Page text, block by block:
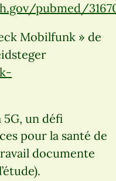
pubmed/
Mobilfunk » de
5G, un défi
pour la santé de
documente